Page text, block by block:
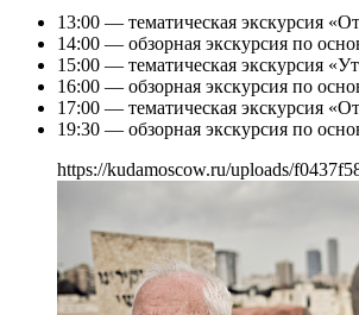
13:00 — тематическая экскурсия
14:00 — обзорная экскурсия по
15:00 — тематическая экскурсия
16:00 — обзорная экскурсия по
17:00 — тематическая экскурсия
19:30 — обзорная экскурсия по
https://kudamoscow.ru/uploads/